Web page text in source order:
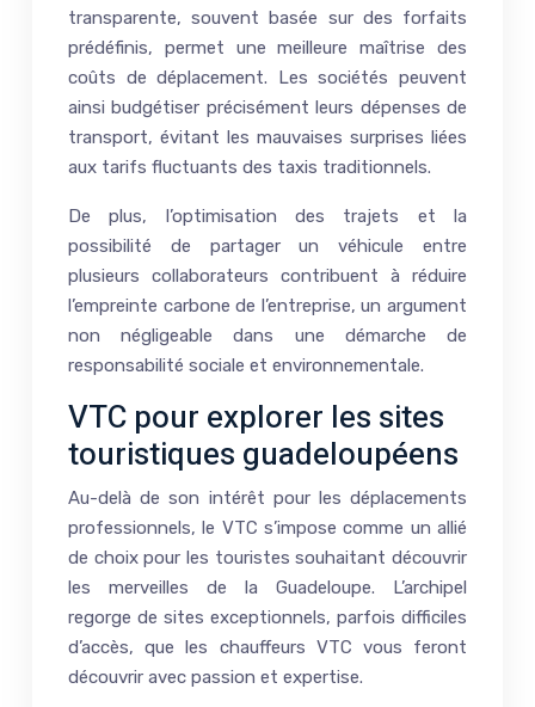
transparente, souvent basée sur des forfaits
prédéfinis, permet une meilleure maîtrise des
coûts de déplacement. Les sociétés peuvent
ainsi budgétiser précisément leurs dépenses de
transport, évitant les mauvaises surprises liées
aux tarifs fluctuants des taxis traditionnels.
De plus, l’optimisation des trajets et la
possibilité de partager un véhicule entre
plusieurs collaborateurs contribuent à réduire
l’empreinte carbone de l’entreprise, un argument
non négligeable dans une démarche de
responsabilité sociale et environnementale.
VTC pour explorer les sites
touristiques guadeloupéens
Au-delà de son intérêt pour les déplacements
professionnels, le VTC s’impose comme un allié
de choix pour les touristes souhaitant découvrir
les merveilles de la Guadeloupe. L’archipel
regorge de sites exceptionnels, parfois difficiles
d’accès, que les chauffeurs VTC vous feront
découvrir avec passion et expertise.